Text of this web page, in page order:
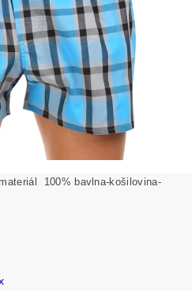
100% bavlna-košilovina-